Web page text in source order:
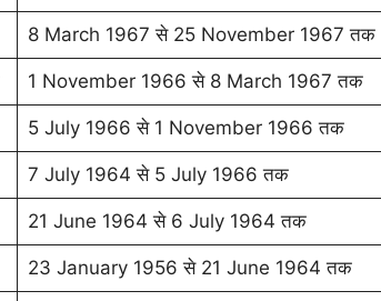
8 March 1967 से 25 November 1967 तक
1 November 1966 से 8 March 1967 तक
5 July 1966 से 1 November 1966 तक
7 July 1964 से 5 July 1966 तक
21 June 1964 से 6 July 1964 तक
23 January 1956 से 21 June 1964 तक